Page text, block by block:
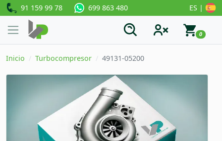
91 159 99 78 699 863 480 ES |
0
Inicio Turbocompresor 49131-05200